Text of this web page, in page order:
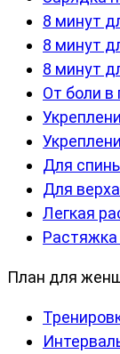
8 минут
8 минут
8 минут
От боли в
Для
Для
Легкая
Растяжка
План для